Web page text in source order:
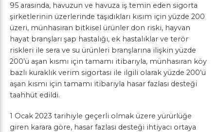
95 arasında, havuzun ve havuza iş temin eden sigorta
şirketlerinin üzerlerinde taşıdıkları kısım için yüzde 200
üzeri, münhasıran bitkisel ürünler don riski, hayvan
hayat branşları şap hastalığı, ek hastalıklar ve terör
riskleri ile sera ve su ürünleri branşlarına ilişkin yüzde
200’ü aşan kısmı için tamamı itibarıyla, münhasıran köy
bazlı kuraklık verim sigortası ile ilgili olarak yüzde 200’ü
aşan kısmı için tamamı itibarıyla hasar fazlası desteği
taahhüt edildi.
1 Ocak 2023 tarihiyle geçerli olmak üzere yürürlüğe
giren karara göre, hasar fazlası desteği ihtiyacı ortaya